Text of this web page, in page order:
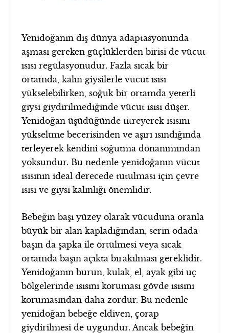
Yenidoğanın dış dünya adaptasyonunda
aşması gereken güçlüklerden birisi de vücut
ısısı regülasyonudur. Fazla sıcak bir
ortamda, kalın giysilerle vücut ısısı
yükselebilirken, soğuk bir ortamda yeterli
giysi giydirilmediğinde vücut ısısı düşer.
Yenidoğan üşüdüğünde titreyerek ısısını
yükseltme becerisinden ve aşırı ısındığında
terleyerek kendini soğutma donanımından
yoksundur. Bu nedenle yenidoğanın vücut
ısısının ideal derecede tutulması için çevre
ısısı ve giysi kalınlığı önemlidir.
Bebeğin başı yüzey olarak vücuduna oranla
büyük bir alan kapladığından, serin odada
başın da şapka ile örtülmesi veya sıcak
ortamda başın açıkta bırakılması gereklidir.
Yenidoğanın burun, kulak, el, ayak gibi uç
bölgelerinde ısısını koruması gövde ısısını
korumasından daha zordur. Bu nedenle
yenidoğan bebeğe eldiven, çorap
giydirilmesi de uygundur. Ancak bebeğin